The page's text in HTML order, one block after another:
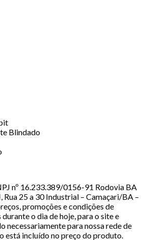
nº 16.233.389/0156-91 Rodovia BA
Rua 25 a 30 Industrial – Camaçari/BA –
promoções e condições de
o dia de hoje, para o site e
necessariamente para nossa rede de
está incluído no preço do produto.